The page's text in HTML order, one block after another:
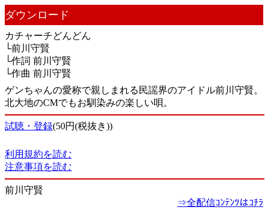
ダウンロード
カチャーチどんどん
└前川守賢
└作詞 前川守賢
└作曲 前川守賢
ゲンちゃんの愛称で親しまれる民謡界のアイドル前川守賢。
北大地のCMでもお馴染みの楽しい唄。
試聴・登録(50円(税抜き))
利用規約を読む
注意事項を読む
前川守賢
⇒全配信ｺﾝﾃﾝﾂはｺﾁﾗ